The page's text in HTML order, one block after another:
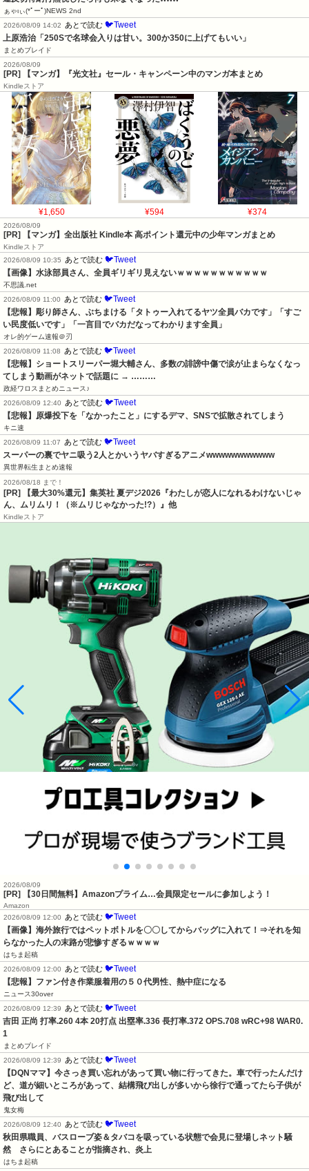
ぁゃιぃ(*ﾟーﾟ)NEWS 2nd
2026/08/09 14:02
あとで読む 🐦Tweet
上原浩治「250Sで名球会入りは甘い。300か350に上げてもいい」
まとめブレイド
2026/08/09
[PR] 【マンガ】『光文社』セール・キャンペーン中のマンガ本まとめ
Kindleストア
¥1,650 ¥594 ¥374
2026/08/09
[PR] 【マンガ】全出版社 Kindle本 高ポイント還元中の少年マンガまとめ
Kindleストア
2026/08/09 10:35
あとで読む 🐦Tweet
【画像】水泳部員さん、全員ギリギリ見えないｗｗｗｗｗｗｗｗｗｗｗ
不思議.net
2026/08/09 11:00
あとで読む 🐦Tweet
【悲報】彫り師さん、ぶちまける「タトゥー入れてるヤツ全員バカです」「すご
い民度低いです」「一言目でバカだなってわかります全員」
オレ的ゲーム速報＠刃
2026/08/09 11:08
あとで読む 🐦Tweet
【悲報】ショートスリーパー堀大輔さん、多数の誹謗中傷で涙が止まらなくなっ
てしまう動画がネットで話題に → ………
政経ワロスまとめニュース♪
2026/08/09 12:40
あとで読む 🐦Tweet
【悲報】原爆投下を「なかったこと」にするデマ、SNSで拡散されてしまう
キニ速
2026/08/09 11:07
あとで読む 🐦Tweet
スーパーの裏でヤニ吸う2人とかいうヤバすぎるアニメwwwwwwwwwww
異世界転生まとめ速報
2026/08/18 まで！
[PR]
【最大30%還元】集英社 夏デジ2026『わたしが恋人になれるわけないじゃ
ん、ムリムリ！（※ムリじゃなかった!?）』他
Kindleストア
2026/08/09
[PR] 【30日間無料】Amazonプライム…会員限定セールに参加しよう！
Amazon
2026/08/09 12:00
あとで読む 🐦Tweet
【画像】海外旅行ではペットボトルを〇〇してからバッグに入れて！⇒それを知
らなかった人の末路が悲惨すぎるｗｗｗｗ
はちま起稿
2026/08/09 12:00
あとで読む 🐦Tweet
【悲報】ファン付き作業服着用の５０代男性、熱中症になる
ニュース30over
2026/08/09 12:39
あとで読む 🐦Tweet
吉田 正尚 打率.260 4本 20打点 出塁率.336 長打率.372 OPS.708 wRC+98 WAR0.
1
まとめブレイド
2026/08/09 12:39
あとで読む 🐦Tweet
【DQNママ】今さっき買い忘れがあって買い物に行ってきた。車で行ったんだけ
ど、道が細いところがあって、結構飛び出しが多いから徐行で通ってたら子供が
飛び出して
鬼女梅
2026/08/09 12:40
あとで読む 🐦Tweet
秋田県職員、バスローブ姿＆タバコを吸っている状態で会見に登場しネット騒
然　さらにとあることが指摘され、炎上
はちま起稿